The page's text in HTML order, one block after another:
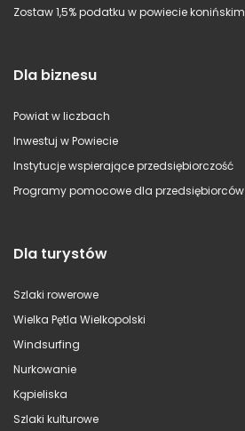
Zostaw 1,5% podatku w powiecie konińskim
Dla biznesu
Powiat w liczbach
Inwestuj w Powiecie
Instytucje wspierające przedsiębiorczość
Programy pomocowe dla przedsiębiorców
Dla turystów
Szlaki rowerowe
Wielka Pętla Wielkopolski
Windsurfing
Nurkowanie
Kąpieliska
Szlaki kulturowe